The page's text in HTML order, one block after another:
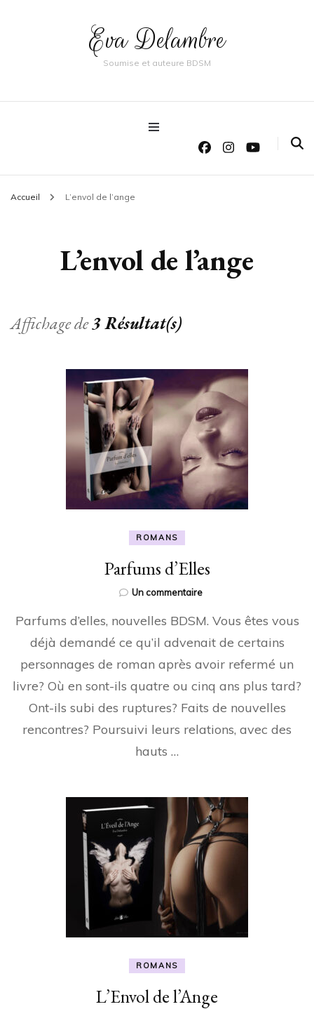
Eva Delambre
Soumise et auteure BDSM
Accueil L’envol de l’ange
L’envol de l’ange
Affichage de3 Résultat(s)
ROMANS
Parfums d’Elles
Un commentairesur
d’Elles
Parfums d’elles, nouvelles BDSM. Vous êtes vous
déjà demandé ce qu’il advenait de certains
personnages de roman après avoir refermé un
livre? Où en sont-ils quatre ou cinq ans plus tard?
Ont-ils subi des ruptures? Faits de nouvelles
rencontres? Poursuivi leurs relations, avec des
hauts …
ROMANS
L’Envol de l’Ange